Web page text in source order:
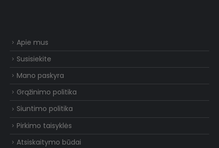
Apie mus
Susisiekite
Mano paskyra
Grąžinimo politika
Siuntimo politika
Pirkimo taisyklės
Atsiskaitymo būdai